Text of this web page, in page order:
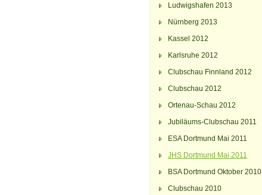
Ludwigshafen 2013
Nürnberg 2013
Kassel 2012
Karlsruhe 2012
Clubschau Finnland 2012
Clubschau 2012
Ortenau-Schau 2012
Jubiläums-Clubschau 2011
ESA Dortmund Mai 2011
JHS Dortmund Mai 2011
BSA Dortmund Oktober 2010
Clubschau 2010